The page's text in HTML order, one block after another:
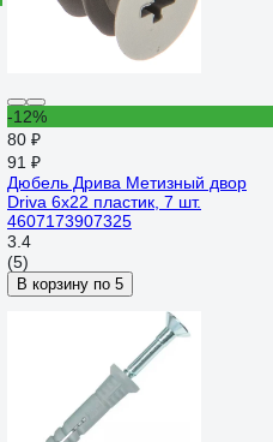
-12%
80 ₽
91 ₽
Дюбель Дрива Метизный двор
Driva 6x22 пластик, 7 шт.
4607173907325
3.4
(5)
В корзину по 5